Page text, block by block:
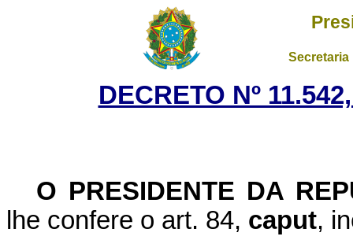
DECRETO Nº
O PRESIDENTE DA
lhe confere o art. 84, caput,